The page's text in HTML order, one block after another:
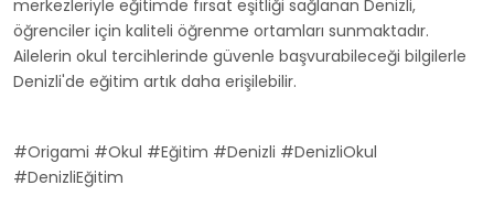
merkezleriyle eğitimde fırsat eşitliği sağlanan Denizli,
öğrenciler için kaliteli öğrenme ortamları sunmaktadır.
Ailelerin okul tercihlerinde güvenle başvurabileceği bilgilerle
Denizli'de eğitim artık daha erişilebilir.
#Origami #Okul #Eğitim #Denizli #DenizliOkul
#DenizliEğitim